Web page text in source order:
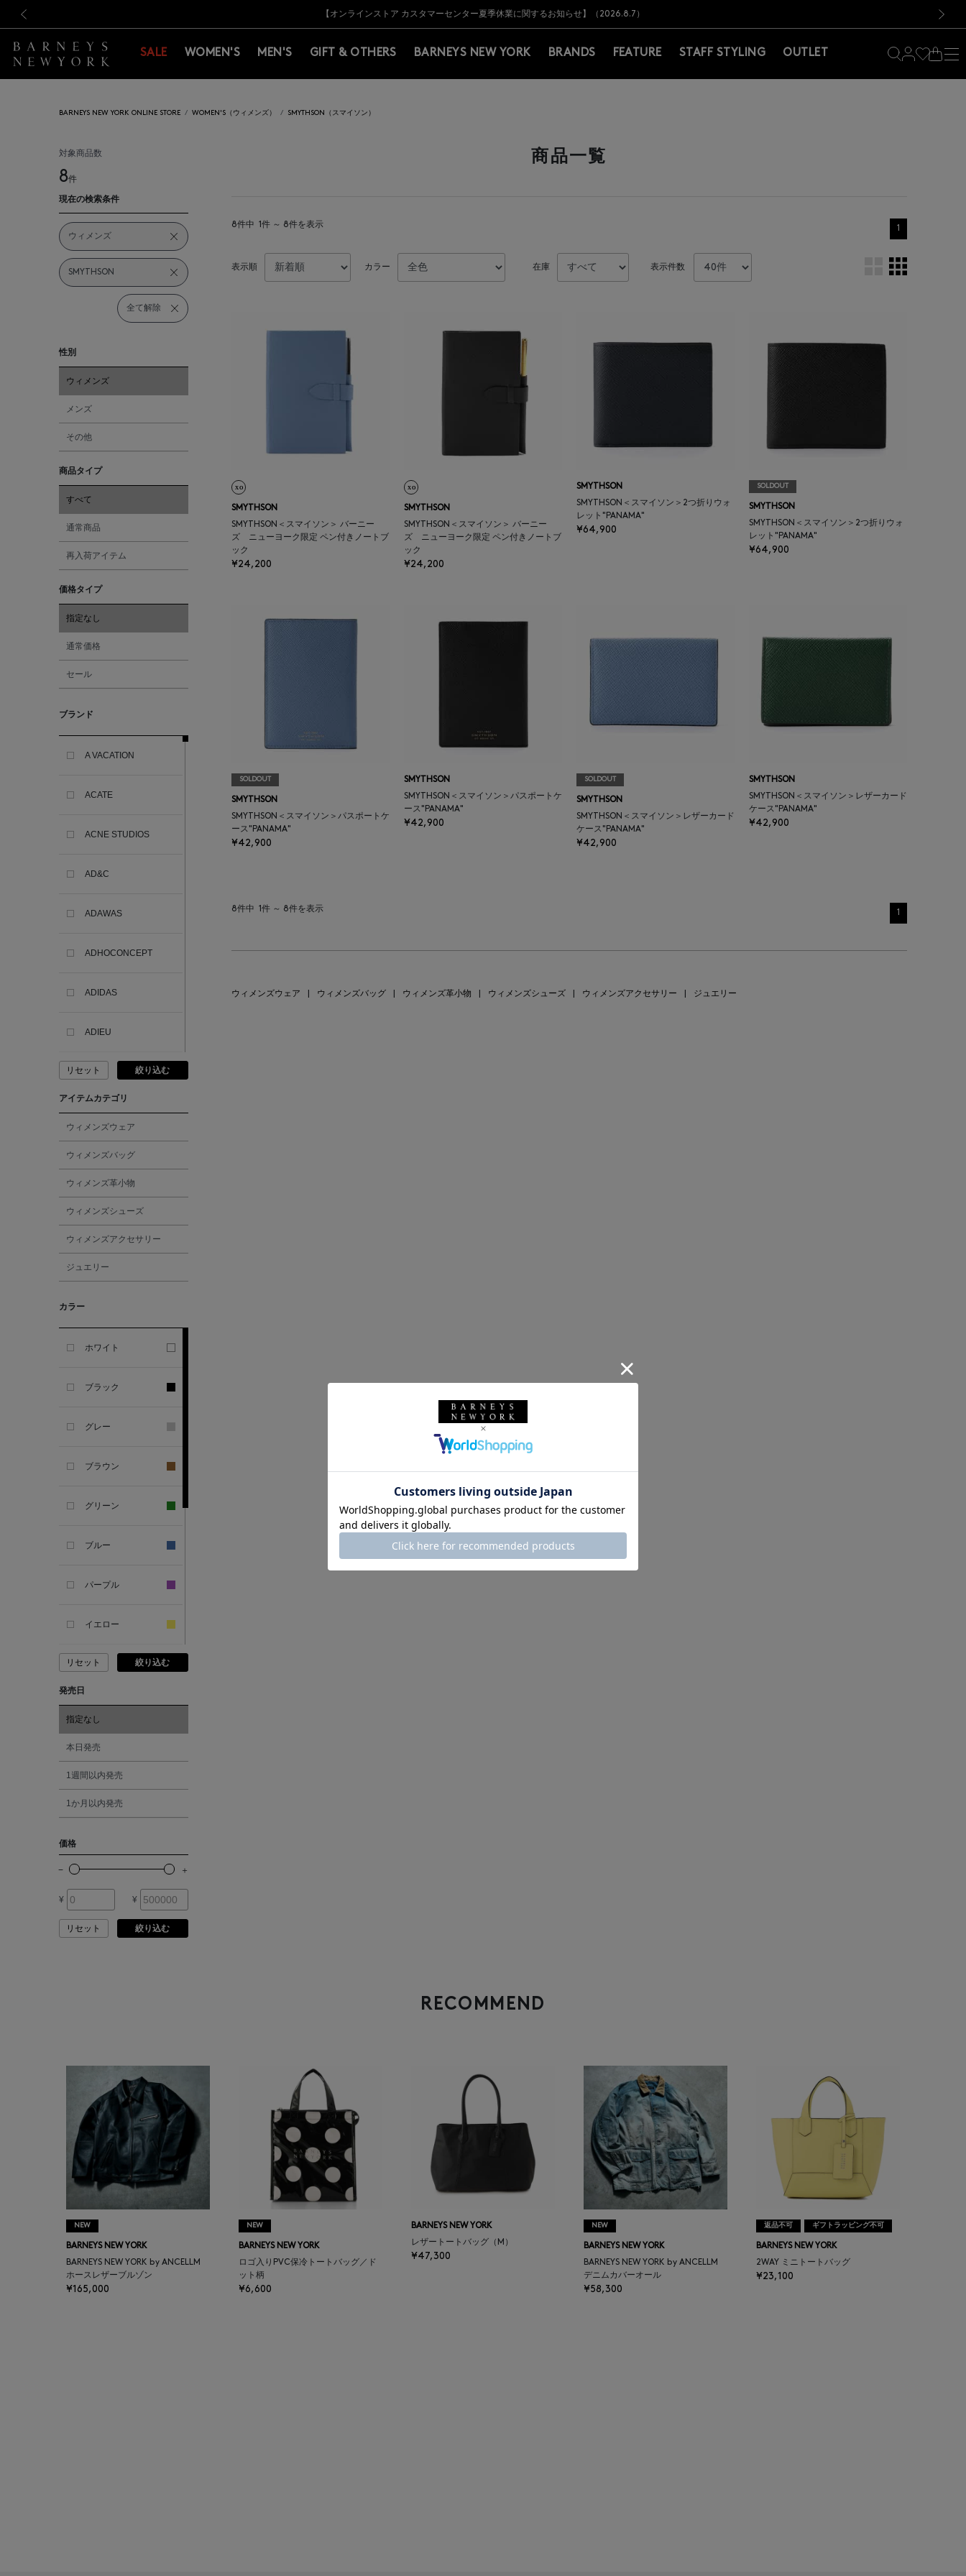
新規登録のお客様も対象！＜MY BARNEYS＞会員のお客様は11,000円（税込）以上のお買上げで常時送料無料！お買い物の際は会員登録を！
【夏季休業に伴う出荷一時停止のお知らせ】(2026.8.7)
【オンラインストア カスタマーセンター夏季休業に関するお知らせ】（2026.8.7）
【夏季休業に伴う返品・交換承り一時停止のお知らせ】（2026.8.5）
熊本県を中心とした地震の影響によるお荷物のお届けについて
【開催中】SUMMER SALEのご案内・ご注意事項
新規登録のお客様も対象！＜MY BARNEYS＞会員のお客様は11,000円（税込）以上のお買上げで常時送料無料！お買い物の際は会員登録を！
【夏季休業に伴う出荷一時停止のお知らせ】(2026.8.7)
SALE WOMEN'S MEN'S GIFT & OTHERS BARNEYS NEW YORK BRANDS FEATURE STAFF STYLING OUTLET
BARNEYS NEW YORK ONLINE STORE WOMEN'S（ウィメンズ） SMYTHSON（スマイソン）
対象商品数
8件
現在の検索条件
ウィメンズ
SMYTHSON
全て解除
性別
ウィメンズ
メンズ
その他
商品タイプ
すべて
通常商品
再入荷アイテム
価格タイプ
指定なし
通常価格
セール
ブランド
A VACATION
ACATE
ACNE STUDIOS
AD&C
ADAWAS
ADHOCONCEPT
ADIDAS
ADIEU
ADLIN HUE
ADVISORY BOARD
CRYSTALS
AKIKO OGAWA.
ALBERT THURSTON
SANDAL
ANDERSONS
ANTIPAST
ANYA HINDMARCH
ARCS LONDON
ASAUCE MELER
ATHLETICS FTWR
ATTO VANNUCCI
FIRENZE
AURALEE
AUTRY
BAGUTTA
リセット 絞り込む
アイテムカテゴリ
ウィメンズウェア
ウィメンズバッグ
ウィメンズ革小物
ウィメンズシューズ
ウィメンズアクセサリー
ジュエリー
カラー
ホワイト
ブラック
グレー
ブラウン
グリーン
ブルー
パープル
イエロー
ピンク
レッド
オレンジ
シルバー
リセット 絞り込む
発売日
指定なし
本日発売
1週間以内発売
1か月以内発売
価格
¥ ¥
リセット 絞り込む
商品一覧
8件中 1件 ～ 8件を表示 1
表示順 カラー 在庫 表示件数
SMYTHSON
SMYTHSON＜スマイソン＞ バーニー
ズ ニューヨーク限定 ペン付きノートブ
ック
¥24,200
SMYTHSON
SMYTHSON＜スマイソン＞ バーニー
ズ ニューヨーク限定 ペン付きノートブ
ック
¥24,200
SMYTHSON
SMYTHSON＜スマイソン＞2つ折りウォ
レット"PANAMA"
¥64,900
SOLDOUT
SMYTHSON
SMYTHSON＜スマイソン＞2つ折りウォ
レット"PANAMA"
¥64,900
SOLDOUT
SMYTHSON
SMYTHSON＜スマイソン＞パスポートケ
ース"PANAMA"
¥42,900
SMYTHSON
SMYTHSON＜スマイソン＞パスポートケ
ース"PANAMA"
¥42,900
SOLDOUT
SMYTHSON
SMYTHSON＜スマイソン＞レザーカード
ケース"PANAMA"
¥42,900
SMYTHSON
SMYTHSON＜スマイソン＞レザーカード
ケース"PANAMA"
¥42,900
8件中 1件 ～ 8件を表示 1
ウィメンズウェア ウィメンズバッグ ウィメンズ革小物 ウィメンズシューズ ウィメンズアクセサリー ジュエリー
RECOMMEND
NEW
BARNEYS NEW YORK
BARNEYS NEW YORK by ANCELLM
ホースレザーブルゾン
¥165,000
NEW
BARNEYS NEW YORK
ロゴ入りPVC保冷トートバッグ／ド
ット柄
¥6,600
BARNEYS NEW YORK
レザートートバッグ（M）
¥47,300
NEW
BARNEYS NEW YORK
BARNEYS NEW YORK by ANCELLM
デニムカバーオール
¥58,300
返品不可 ギフトラッピング不可
BARNEYS NEW YORK
2WAY ミニトートバッグ
¥23,100